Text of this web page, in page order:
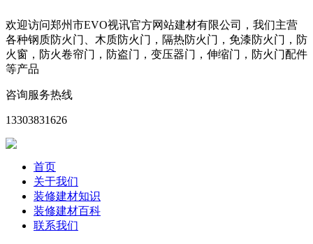
欢迎访问郑州市EVO视讯官方网站建材有限公司，我们主营
各种钢质防火门、木质防火门，隔热防火门，免漆防火门，防
火窗，防火卷帘门，防盗门，变压器门，伸缩门，防火门配件
等产品
咨询服务热线
13303831626
首页
关于我们
装修建材知识
装修建材百科
联系我们